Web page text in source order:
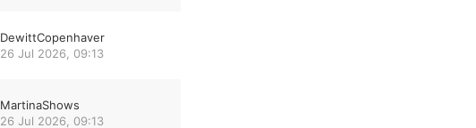
DewittCopenhaver
26 Jul 2026, 09:13
MartinaShows
26 Jul 2026, 09:13